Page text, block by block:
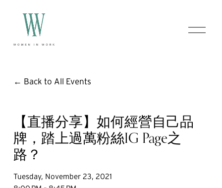
O
p
Back to All Events
【直播分享】如何經營自己品
牌，踏上過萬粉絲IG Page之
路？
Tuesday, November 23, 2021